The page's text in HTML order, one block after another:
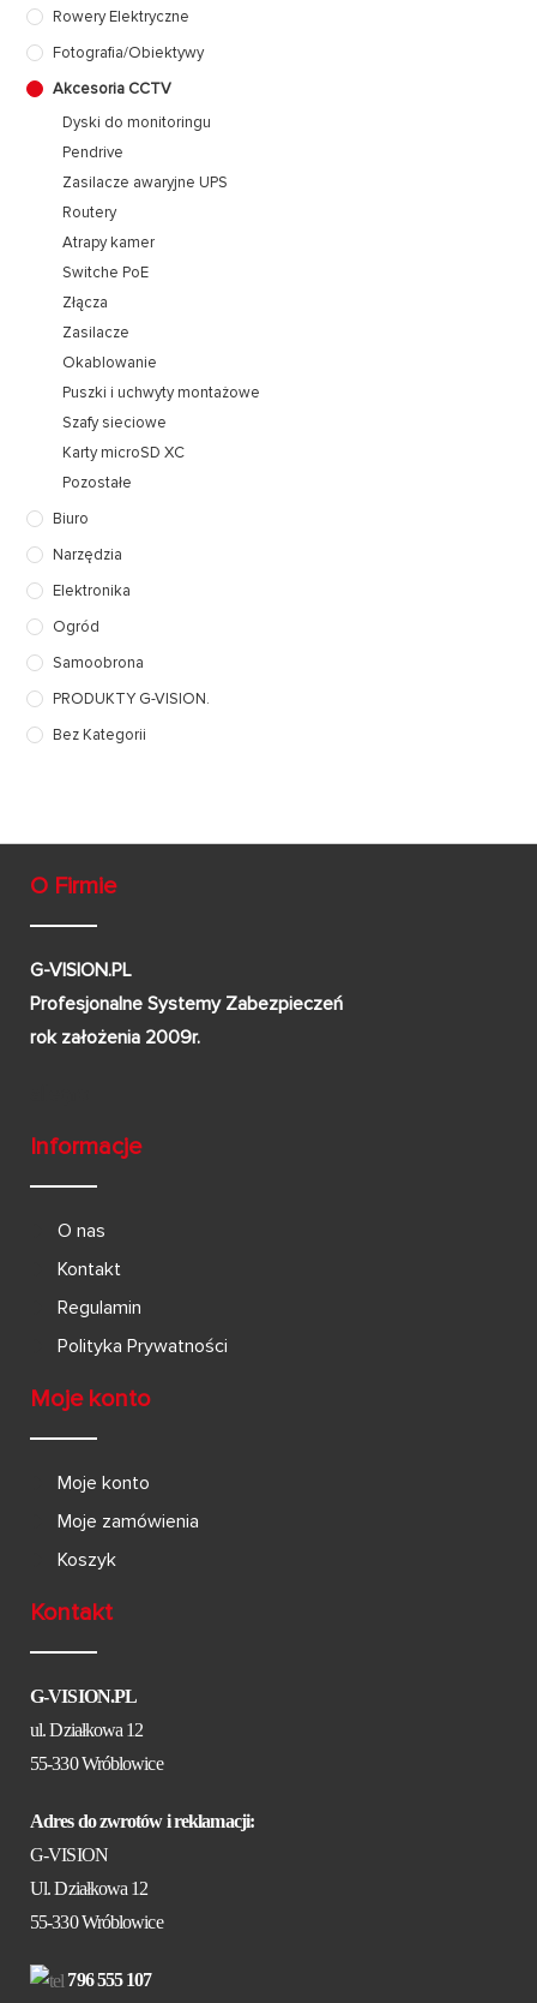
Rowery Elektryczne
Fotografia/Obiektywy
Akcesoria CCTV
Dyski do monitoringu
Pendrive
Zasilacze awaryjne UPS
Routery
Atrapy kamer
Switche PoE
Złącza
Zasilacze
Okablowanie
Puszki i uchwyty montażowe
Szafy sieciowe
Karty microSD XC
Pozostałe
Biuro
Narzędzia
Elektronika
Ogród
Samoobrona
PRODUKTY G-VISION.
Bez Kategorii
O Firmie
G-VISION.PL
Profesjonalne Systemy Zabezpieczeń
rok założenia 2009r.
Informacje
O nas
Kontakt
Regulamin
Polityka Prywatności
Moje konto
Moje konto
Moje zamówienia
Koszyk
Kontakt
G-VISION.PL
ul. Działkowa 12
55-330 Wróblowice
Adres do zwrotów i reklamacji:
G-VISION
Ul. Działkowa 12
55-330 Wróblowice
796 555 107